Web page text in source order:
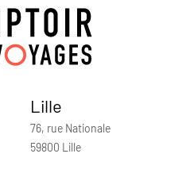
Lille
76, rue Nationale
59800 Lille